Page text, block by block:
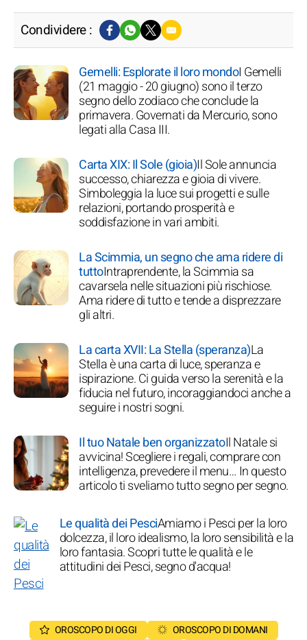
Condividere :
Gemelli: Esplorate il loro mondoI Gemelli
(21 maggio - 20 giugno) sono il terzo
segno dello zodiaco che conclude la
primavera. Governati da Mercurio, sono
legati alla Casa III.
Carta XIX: Il Sole (gioia)Il Sole annuncia
successo, chiarezza e gioia di vivere.
Simboleggia la luce sui progetti e sulle
relazioni, portando prosperità e
soddisfazione in vari ambiti.
La Scimmia, un segno che ama ridere di
tuttoIntraprendente, la Scimmia sa
cavarsela nelle situazioni più rischiose.
Ama ridere di tutto e tende a disprezzare
gli altri.
La carta XVII: La Stella (speranza)La
Stella è una carta di luce, speranza e
ispirazione. Ci guida verso la serenità e la
fiducia nel futuro, incoraggiandoci anche a
seguire i nostri sogni.
Il tuo Natale ben organizzatoIl Natale si
avvicina! Scegliere i regali, comprare con
intelligenza, prevedere il menu… In questo
articolo ti sveliamo tutto segno per segno.
Le qualità dei PesciAmiamo i Pesci per la loro
dolcezza, il loro idealismo, la loro sensibilità e la
loro fantasia. Scopri tutte le qualità e le
attitudini dei Pesci, segno d'acqua!
OROSCOPO DI OGGI
OROSCOPO DI DOMANI